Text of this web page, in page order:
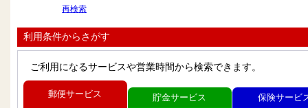
再検索
利用条件からさがす
ご利用になるサービスや営業時間から検索できます。
郵便サービス 貯金サービス 保険サービ